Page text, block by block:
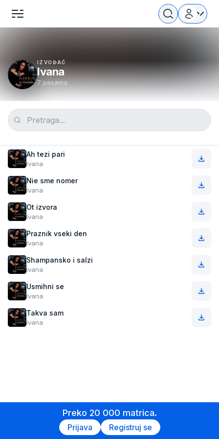
IZVOĐAČ
Ivana
7 pesama
Ah tezi pari
Ivana
Nie sme nomer
Ivana
Ot izvora
Ivana
Praznik vseki den
Ivana
Shampansko i salzi
Ivana
Usmihni se
Ivana
Takva sam
Ivana
Preko 20 000 matrica.
Prijava Registruj se